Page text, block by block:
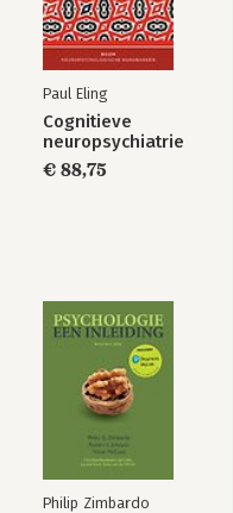
136
psychose zijn gevaarlijk’
is barbaars’ 169
Paul Eling
Cognitieve
neuropsychiatrie
€ 88,75
Philip Zimbardo